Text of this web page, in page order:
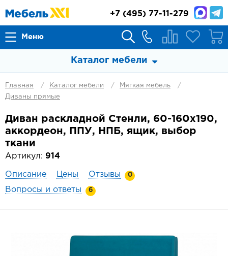
Меню
+7 (495) 77-11-279
Каталог мебели
Главная Каталог мебели
Мягкая мебель
Диваны прямые
Диван раскладной Стенли, 60-160х190,
аккордеон, ППУ, НПБ, ящик, выбор
ткани
Артикул: 914
Описание Цены Отзывы 0
Вопросы и ответы 6